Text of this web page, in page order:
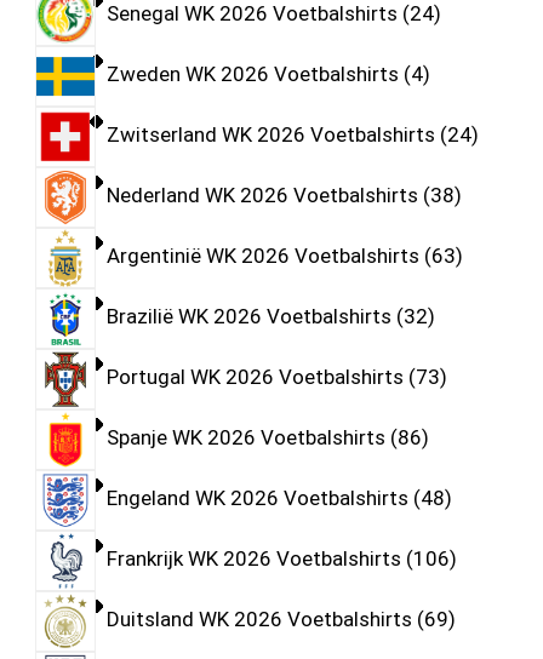
Senegal WK 2026 Voetbalshirts 24
Zweden WK 2026 Voetbalshirts 4
Zwitserland WK 2026 Voetbalshirts 24
Nederland WK 2026 Voetbalshirts 38
Argentinië WK 2026 Voetbalshirts 63
Brazilië WK 2026 Voetbalshirts 32
Portugal WK 2026 Voetbalshirts 73
Spanje WK 2026 Voetbalshirts 86
Engeland WK 2026 Voetbalshirts 48
Frankrijk WK 2026 Voetbalshirts 106
Duitsland WK 2026 Voetbalshirts 69